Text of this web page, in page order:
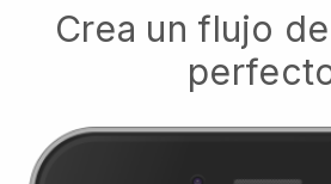
Crea un flujo